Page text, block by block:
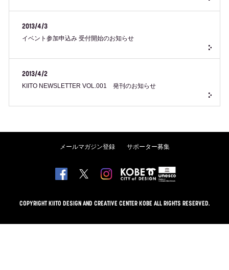
2013/4/3
イベント参加申込み 受付開始のお知らせ
2013/4/2
KIITO NEWSLETTER VOL.001 発刊のお知らせ
メールマガジン登録 サポーター募集
COPYRIGHT KIITO DESIGN AND CREATIVE CENTER KOBE ALL RIGHTS RESERVED.